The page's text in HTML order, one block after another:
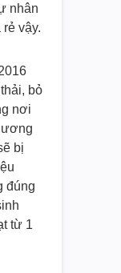
nhân
vậy.
bỏ
nơi
bị
đúng
từ 1